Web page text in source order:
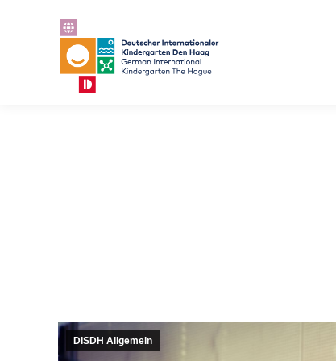
DISDH Allgemein